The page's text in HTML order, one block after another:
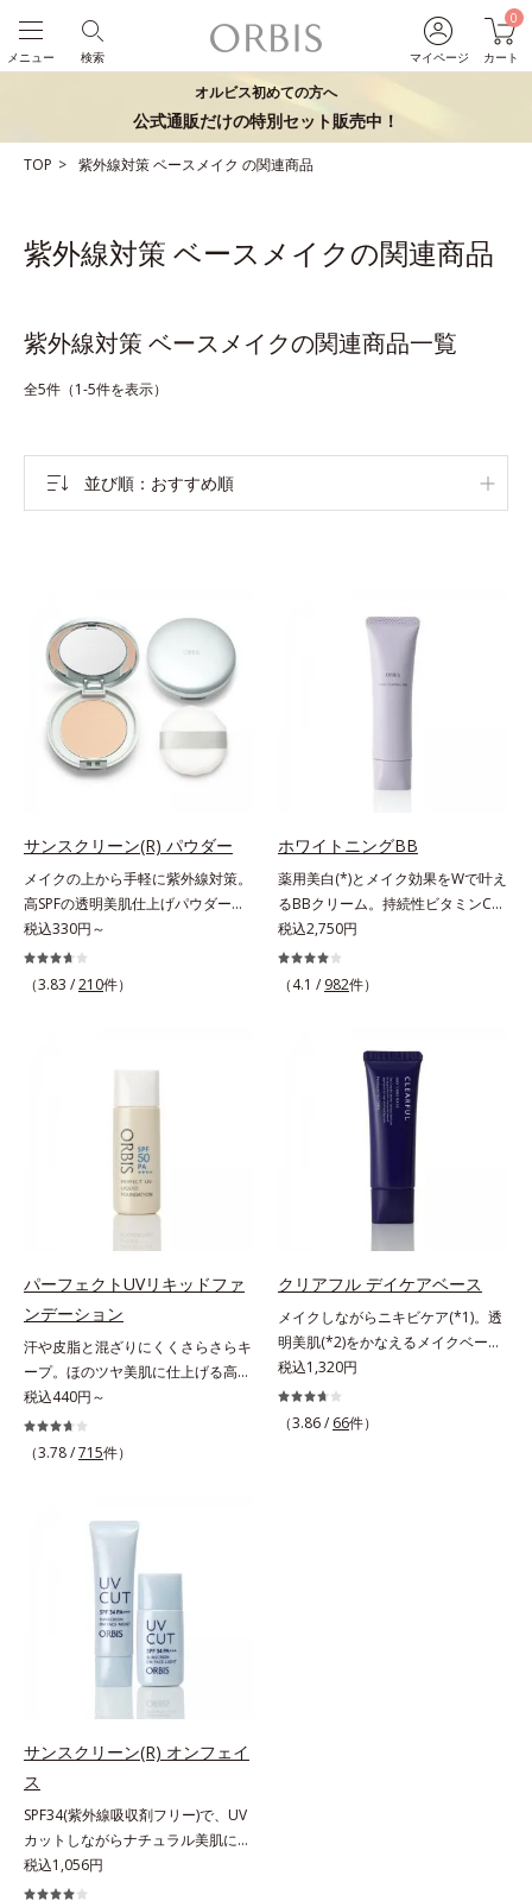
マイページ
0
カート
検索
メニュー
オルビス初めての方へ
公式通販だけの特別セット販売中！
TOP 紫外線対策ベースメイク の関連商品
紫外線対策 ベースメイクの関連商品
紫外線対策 ベースメイクの関連商品一覧
全5件（1-5件を表示）
並び順 おすすめ順
サンスクリーン(R) パウダー
メイクの上から手軽に紫外線対策。
高SPFの透明美肌仕上げパウダー。
メイクの上から手を汚さずに紫外線
対策ができるUVカットパウダーで
す。“素肌のようななめらかな軽
が同時にできるお役立ちアイテムで
す。毛穴や色ムラをカバーしながら
も、素肌のような透明美肌を叶える
秘密は「スムースヴェールパウダー
(*1)」にあります。7種の球状粉体
ールをかけるようにカバー。さらに
板状粉体が光を反射して、すっぴん
出します。また、皮脂を吸着する
「あぶらとりパウダー(*3)」を配合
し、くずれ＆テカリを防いでサラサ
ラ肌が長時間続きます。パウダータ
イプながら、SPF50+・PA++++。パ
ウダーならではの軽いつけごこち
ォータープルーフ(*4)だから、レジ
ャーにも大活躍してくれます。*1
シリカ、セルロース、窒化ホウ素配
合＝セミマット肌を叶える球状と板
状の粉体*2 シリカ6種類、セルロー
ス*3 シリカ配合＝皮脂を吸着する
粉体*4 化粧持ち性能
税込330円～
（3.83 /210件）
ホワイトニングBB
薬用美白(*)とメイク効果をWで叶え
るBBクリーム。持続性ビタミンC誘
導体で美白しながらくすみのない軽
やか美肌を長時間キープ。メイクし
ながら日中美白(*)効果も発揮する、
体の配合に成功しました。“薬用美
白美容液に色をつける”製法で生ま
れたBBだから、塗るだけで日中も
美白効果を発揮。さらに肌のくすみ
をパッと飛ばし、皮脂テカを防ぎな
がら明るい肌を長時間キープしま
す。これ1つで、美白美容液・日焼
け止め・化粧下地・ファンデ―ショ
ン・コンシーラー・パウダーを兼ね
る1本6役。時短メイクが叶います。
バカスを防ぐ
税込2,750円
（4.1 / 982件）
パーフェクトUVリキッドファ
ンデーション
汗や皮脂と混ざりにくくさらさらキ
ープ。ほのツヤ美肌に仕上げる高
SPFファンデ。SPF50・PA++++で紫
外線を強力カットしながら、さらさ
ら美肌が10時間(*)続くリキッドフ
で、時間が経ってもくすみにくく、
くずれにくく、軽やかにピタッとフ
ィット。まるでつけたてのような美
肌をキープします。またドーナツ型
の粉体を採用したことで、より多く
均一に光を拡散することを実現。毛
穴やシミの目立ちにくい“ほのツヤ
美肌”に仕上げます。ウォータープ
ルーフテスト済で、アウトドアにも
おすすめです。* 10時間化粧持ちデ
人差があります。
税込440円～
（3.78 /715件）
クリアフル デイケアベース
メイクしながらニキビケア(*1)。透
明美肌(*2)をかなえるメイクベー
ス。ニキビがあると、メイクはニキ
ビに良くないのではないかと心配に
なりがち。しかし何も塗らないと、
税込1,320円
（3.86 / 66件）
サンスクリーン(R) オンフェイ
ス
SPF34(紫外線吸収剤フリー)で、UV
カットしながらナチュラル美肌に。
これ1本で“小でかけ”にも、化粧下
地としても。この1本があれば、“ち
税込1,056円